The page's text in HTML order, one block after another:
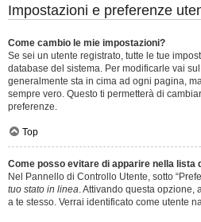
Impostazioni e preferenze
Come cambio le mie impostazioni?
Se sei un utente registrato, tutte le tue
database del sistema. Per modificarle vai
generalmente sta in cima ad ogni pagina,
sempre vero. Questo ti permetterà di
preferenze.
Top
Come posso evitare di apparire nella lista
Nel Pannello di Controllo Utente, sotto
tuo stato in linea. Attivando questa opzione,
a te stesso. Verrai identificato come utente